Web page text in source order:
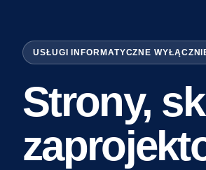
USŁUGI INFORMATYCZNE
Strony,